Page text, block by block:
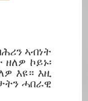
ኣብነት
ኮይኑ፡
እዩ። እዚ
ሓበራዊ